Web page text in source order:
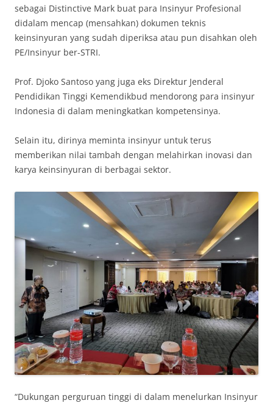
sebagai Distinctive Mark buat para Insinyur Profesional
didalam mencap (mensahkan) dokumen teknis
keinsinyuran yang sudah diperiksa atau pun disahkan oleh
PE/Insinyur ber-STRI.
Prof. Djoko Santoso yang juga eks Direktur Jenderal
Pendidikan Tinggi Kemendikbud mendorong para insinyur
Indonesia di dalam meningkatkan kompetensinya.
Selain itu, dirinya meminta insinyur untuk terus
memberikan nilai tambah dengan melahirkan inovasi dan
karya keinsinyuran di berbagai sektor.
“Dukungan perguruan tinggi di dalam menelurkan Insinyur